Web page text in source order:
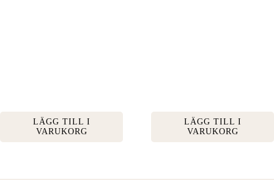
LÄGG TILL I
VARUKORG
LÄGG TILL I
VARUKORG